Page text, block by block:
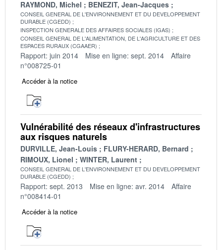
RAYMOND, Michel BENEZIT, Jean-Jacques
CONSEIL GENERAL DE L'ENVIRONNEMENT ET DU DEVELOPPEMENT
DURABLE (CGEDD)
INSPECTION GENERALE DES AFFAIRES SOCIALES (IGAS)
CONSEIL GENERAL DE L'ALIMENTATION, DE L'AGRICULTURE ET DES
ESPACES RURAUX (CGAAER)
Rapport: juin 2014 Mise en ligne: sept. 2014
Affaire
n°008725-01
Accéder à la notice
Vulnérabilité des réseaux d'infrastructures
aux risques naturels
DURVILLE, Jean-Louis
FLURY-HERARD, Bernard
RIMOUX, Lionel
WINTER, Laurent
CONSEIL GENERAL DE L'ENVIRONNEMENT ET DU DEVELOPPEMENT
DURABLE (CGEDD)
Rapport: sept. 2013 Mise en ligne: avr. 2014
Affaire
n°008414-01
Accéder à la notice